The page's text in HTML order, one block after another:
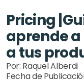
Pricing
aprende
a tus
Por: Raquel Alberdi
Fecha de